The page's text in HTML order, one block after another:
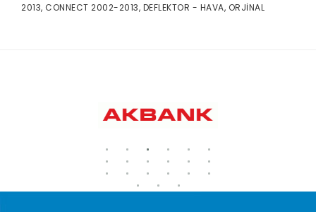
2013, CONNECT 2002-2013, DEFLEKTOR - HAVA, ORJİNAL